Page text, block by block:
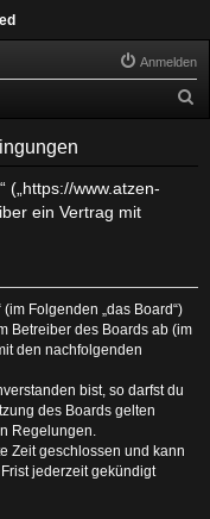
Anmelden
(„https://www.atzen-
ein Vertrag mit
Folgenden „das Board“)
Betreiber des Boards ab (im
den nachfolgenden
bist, so darfst du
des Boards gelten
Regelungen.
Zeit geschlossen und kann
jederzeit gekündigt